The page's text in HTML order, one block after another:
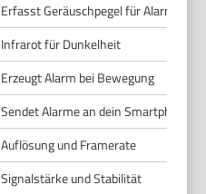
Erfasst Geräuschpegel für Alarme
Infrarot für Dunkelheit
Erzeugt Alarm bei Bewegung
Sendet Alarme an dein Smartphone
Auflösung und Framerate
Signalstärke und Stabilität